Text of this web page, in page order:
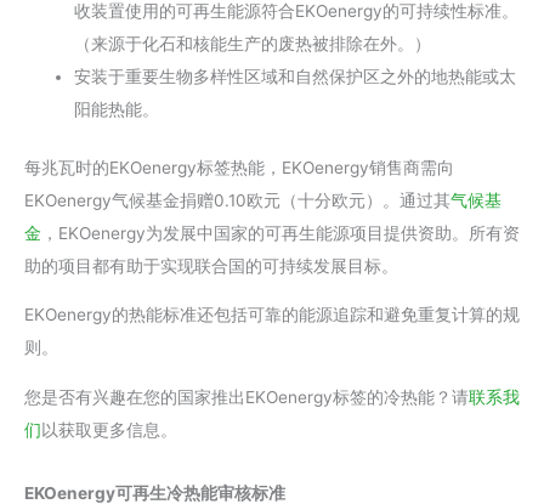
收装置使用的可再生能源符合EKOenergy的可持续性标准。
（来源于化石和核能生产的废热被排除在外。）
安装于重要生物多样性区域和自然保护区之外的地热能或太
阳能热能。
每兆瓦时的EKOenergy标签热能，EKOenergy销售商需向
EKOenergy气候基金捐赠0.10欧元（十分欧元）。通过其气候基
金 ，EKOenergy为发展中国家的可再生能源项目提供资助。所有资
助的项目都有助于实现联合国的可持续发展目标。
EKOenergy的热能标准还包括可靠的能源追踪和避免重复计算的规
则。
您是否有兴趣在您的国家推出EKOenergy标签的冷热能？请联系我
们以获取更多信息。
EKOenergy可再生冷热能审核标准